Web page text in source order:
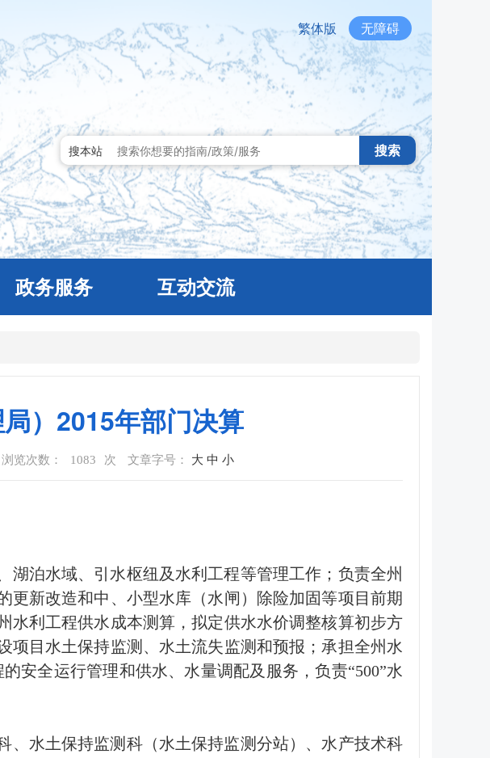
繁体版 无障碍
搜本站 搜索
政务服务 互动交流
）2015年部门决算
浏览次数： 1083 次 文章字号： 大 中 小
泊水域、引水枢纽及水利工程等管理工作；负责全州
新改造和中、小型水库（水闸）除险加固等项目前期
水利工程供水成本测算，拟定供水水价调整核算初步方
目水土保持监测、水土流失监测和预报；承担全州水
安全运行管理和供水、水量调配及服务，负责“500”水
、水土保持监测科（水土保持监测分站）、水产技术科